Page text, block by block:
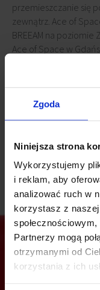
Zgoda
Niniejsza strona
Wykorzystujemy
i reklam, aby
analizować ruch w
korzystasz z
Partnerzy mogą
otrzymanymi od
korzystania z ich
przemieszczanie się
zewnątrz. Ace of
BREEAM na
Ace of Space w
stanowisk pracy w 5
konferencyjnej.
Ethernet, a
dostępnemu na
Zmotoryzowani
dostępny jest też
Jesteś